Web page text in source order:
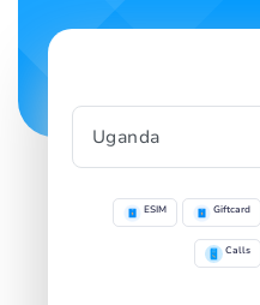
ESIM Giftcard
Calls